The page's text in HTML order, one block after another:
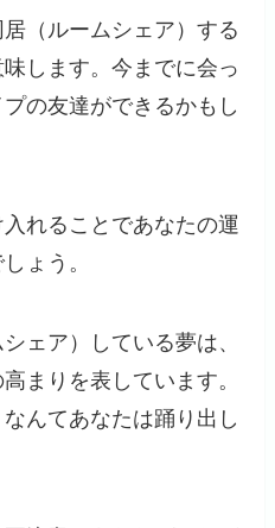
（ルームシェア）する
します。今までに会っ
の友達ができるかもし
れることであなたの運
ょう。
ェア）している夢は、
まりを表しています。
んてあなたは踊り出し